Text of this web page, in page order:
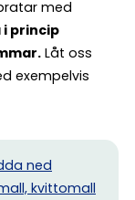
med
princip
Låt oss
exempelvis
ned
kvittomall